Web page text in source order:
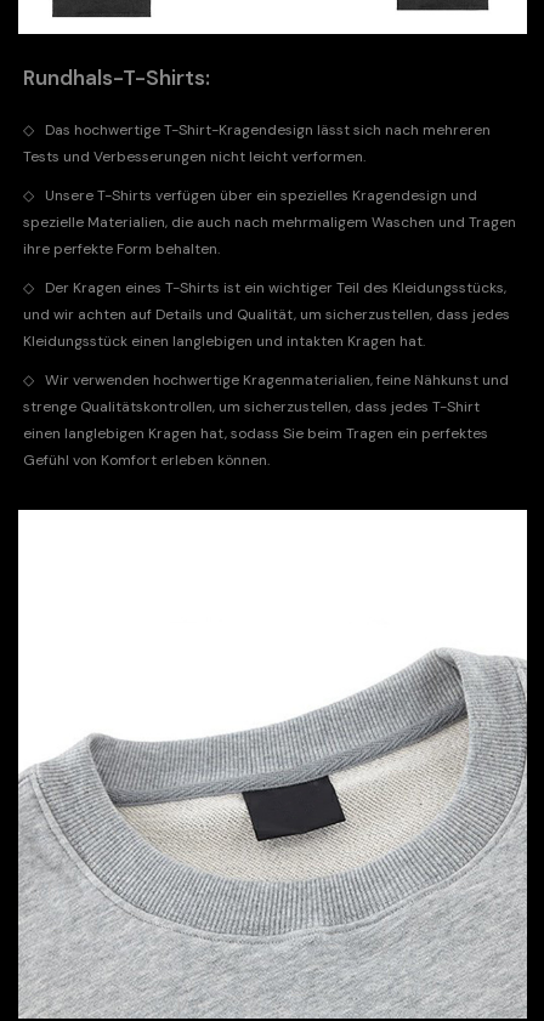
Rundhals-T-Shirts:
◇
Das hochwertige T-Shirt-Kragendesign lässt sich nach mehreren
Tests und Verbesserungen nicht leicht verformen.
◇
Unsere T-Shirts verfügen über ein spezielles Kragendesign und
spezielle Materialien, die auch nach mehrmaligem Waschen und Tragen
ihre perfekte Form behalten.
◇
Der Kragen eines T-Shirts ist ein wichtiger Teil des Kleidungsstücks,
und wir achten auf Details und Qualität, um sicherzustellen, dass jedes
Kleidungsstück einen langlebigen und intakten Kragen hat.
◇ Wir verwenden hochwertige Kragenmaterialien, feine Nähkunst und
strenge Qualitätskontrollen, um sicherzustellen, dass jedes T-Shirt
einen langlebigen Kragen hat, sodass Sie beim Tragen ein perfektes
Gefühl von Komfort erleben können.